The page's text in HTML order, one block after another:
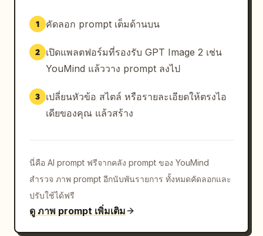
1 คัดลอก prompt เต็มด้านบน
2
เปิดแพลตฟอร์มที่รองรับ GPT Image 2 เช่น
YouMind แล้ววาง prompt ลงไป
3
เปลี่ยนหัวข้อ สไตล์ หรือรายละเอียดให้ตรงไอ
เดียของคุณ แล้วสร้าง
นี่คือ AI prompt ฟรีจากคลัง prompt ของ YouMind
สำรวจ ภาพ prompt อีกนับพันรายการ ทั้งหมดคัดลอกและ
ปรับใช้ได้ฟรี
ดู ภาพ prompt เพิ่มเติม